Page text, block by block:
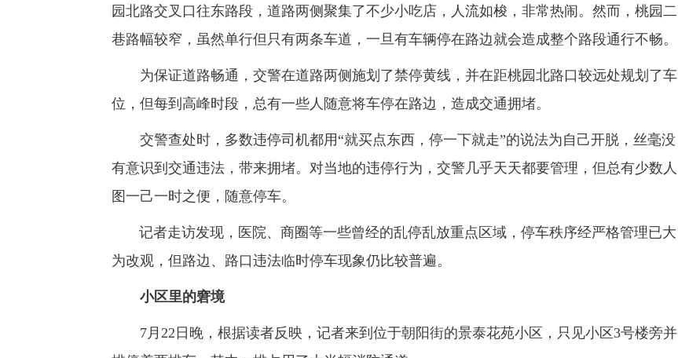
园北路交叉口往东路段，道路两侧聚集了不少小吃店，人流如梭，非常热闹。然而，桃园二
巷路幅较窄，虽然单行但只有两条车道，一旦有车辆停在路边就会造成整个路段通行不畅。
为保证道路畅通，交警在道路两侧施划了禁停黄线，并在距桃园北路口较远处规划了车
位，但每到高峰时段，总有一些人随意将车停在路边，造成交通拥堵。
交警查处时，多数违停司机都用“就买点东西，停一下就走”的说法为自己开脱，丝毫没
有意识到交通违法，带来拥堵。对当地的违停行为，交警几乎天天都要管理，但总有少数人
图一己一时之便，随意停车。
记者走访发现，医院、商圈等一些曾经的乱停乱放重点区域，停车秩序经严格管理已大
为改观，但路边、路口违法临时停车现象仍比较普遍。
小区里的窘境
7月22日晚，根据读者反映，记者来到位于朝阳街的景泰花苑小区，只见小区3号楼旁并